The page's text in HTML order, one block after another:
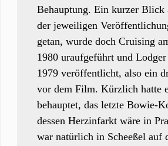
Behauptung. Ein kurzer Blick
der jeweiligen
getan, wurde doch Cruising
1980 uraufgeführt und
1979 veröffentlicht, also ein
vor dem Film. Kürzlich hatte
behauptet, das letzte Bowie-
dessen Herzinfarkt wäre in
war natürlich in Scheeßel auf